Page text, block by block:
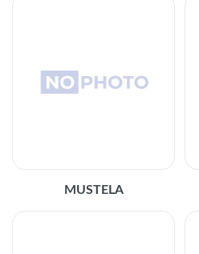
MUSTELA